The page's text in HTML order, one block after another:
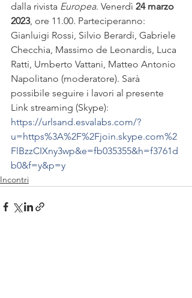
dalla rivista Europea. Venerdì 24 marzo
2023, ore 11.00. Parteciperanno:
Gianluigi Rossi, Silvio Berardi, Gabriele
Checchia, Massimo de Leonardis, Luca
Ratti, Umberto Vattani, Matteo Antonio
Napolitano (moderatore). Sarà
possibile seguire i lavori al presente
Link streaming (Skype):
https://urlsand.esvalabs.com/?
u=https%3A%2F%2Fjoin.skype.com%2
FlBzzCIXny3wp&e=fb035355&h=f3761d
b0&f=y&p=y
Incontri